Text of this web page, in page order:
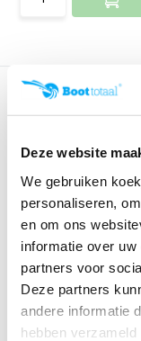
Deze website
We gebruiken
personaliseren,
en om ons
informatie over
partners voor
Deze partners
andere informatie
hebben
Biminiparasol |
Mooie
boot met een
Klik voor voorraad
€ 232,95 € 114,95